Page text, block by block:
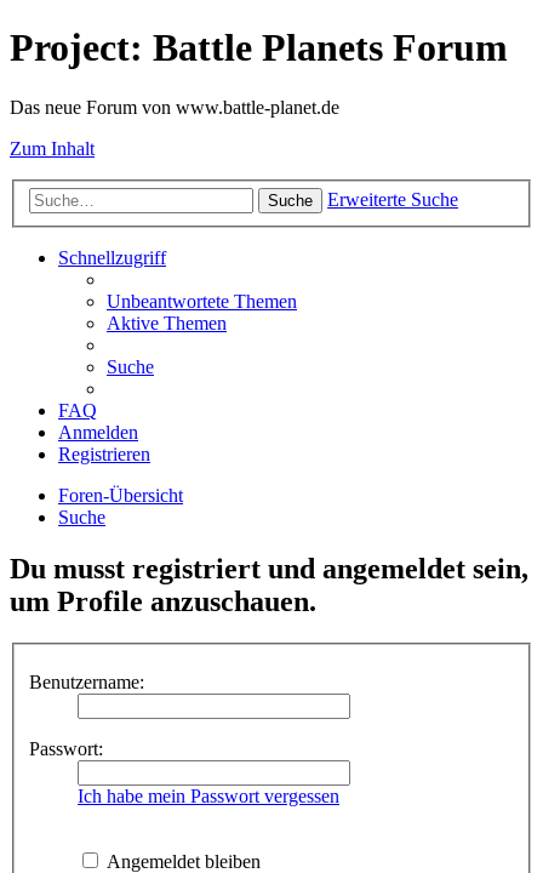
Project: Battle Planets Forum
Das neue Forum von www.battle-planet.de
Zum Inhalt
Suche Erweiterte Suche
Schnellzugriff
Unbeantwortete Themen
Aktive Themen
Suche
FAQ
Anmelden
Registrieren
Foren-Übersicht
Suche
Du musst registriert und angemeldet sein,
um Profile anzuschauen.
Benutzername:
Passwort:
Ich habe mein Passwort vergessen
Angemeldet bleiben